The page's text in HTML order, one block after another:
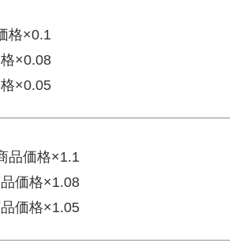
格×0.1
×0.08
×0.05
品価格×1.1
価格×1.08
価格×1.05